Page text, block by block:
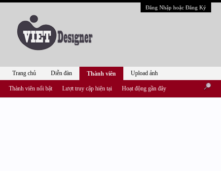
Đăng Nhập hoặc Đăng Ký
Trang chủ Diễn đàn Thành viên
Thành viên nổi bật Lượt truy cập hiện tại Hoạt động gần đây
Upload ảnh